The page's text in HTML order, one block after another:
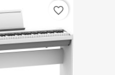
favorite_border